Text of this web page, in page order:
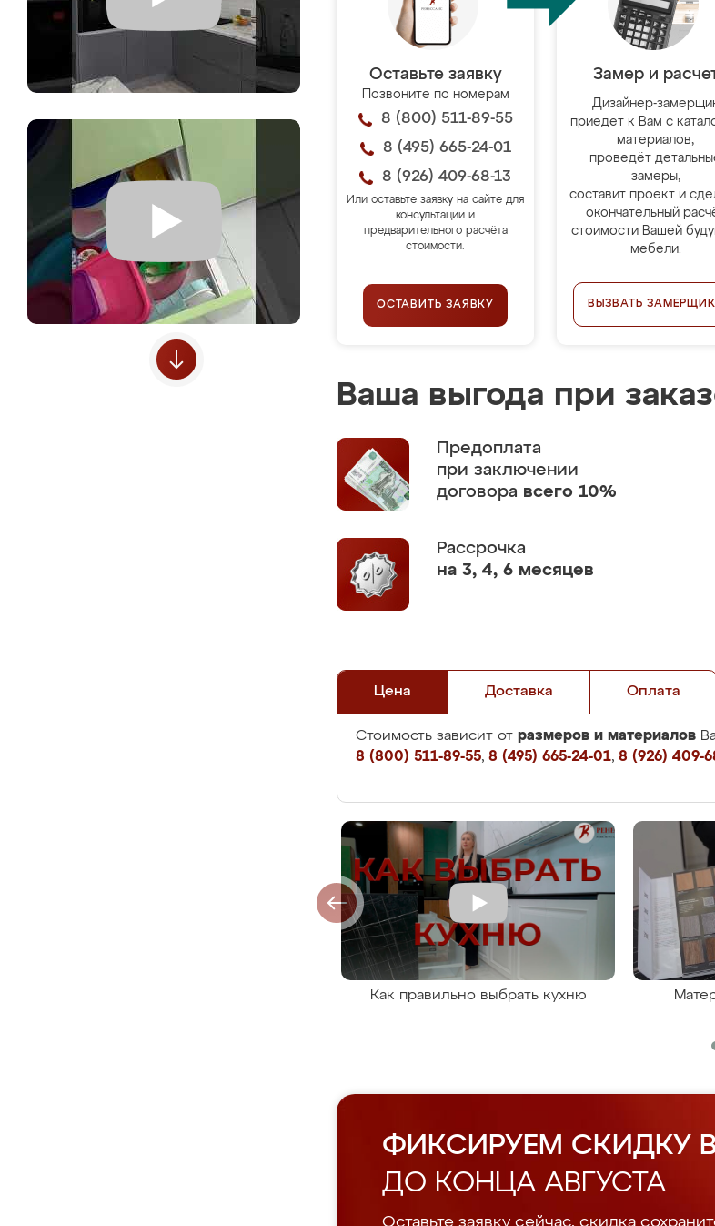
Оставьте заявку
Позвоните по номерам
8 (800) 511-89-55
8 (495) 665-24-01
8 (926) 409-68-13
Или оставьте заявку на сайте для
консультации и
предварительного расчёта
стоимости.
ОСТАВИТЬ ЗАЯВКУ
Замер и
Дизайнер-
приедет к Вам с
материалов,
проведёт
замеры,
составит проект и
окончательный
стоимости Вашей
мебели.
ВЫЗВАТЬ
Ваша выгода при
Предоплата
при заключении
договора всего 10%
Рассрочка
на 3, 4, 6 месяцев
Цена Доставка Оплата
Стоимость зависит от размеров и материалов
8 (800) 511-89-55, 8 (495) 665-24-01, 8 (926) 409-
Как правильно выбрать кухню
ФИКСИРУЕМ СКИДКУ В
ДО КОНЦА АВГУСТА
Оставьте заявку сейчас, скидка